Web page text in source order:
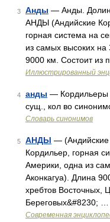
3 Анды — Анды.
АНДЫ (Андийские
горная система на
из самых высоких
9000 км. Состоит из
Иллюстрированный
4 анды — Кордильеры
сущ., кол во
Словарь синонимов
5 АНДЫ — (Андийские
Кордильер, горная
Америки, одна из
Аконкагуа). Длина
хребтов Восточных,
Береговых&#8230; …
Современная